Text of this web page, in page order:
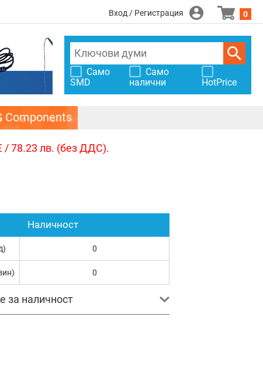
Вход / Регистрация 0
Само
SMD
Само
налични
HotPrice
Components
/ 78.23 лв. (без ДДС).
Наличност
0
0
за наличност